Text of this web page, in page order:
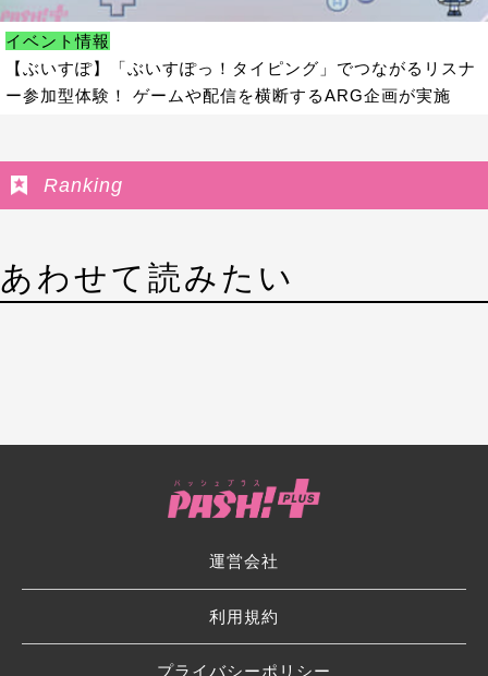
イベント情報
【ぶいすぽ】「ぶいすぽっ！タイピング」でつながるリスナ
ー参加型体験！ ゲームや配信を横断するARG企画が実施
Ranking
あわせて読みたい
運営会社
利用規約
プライバシーポリシー